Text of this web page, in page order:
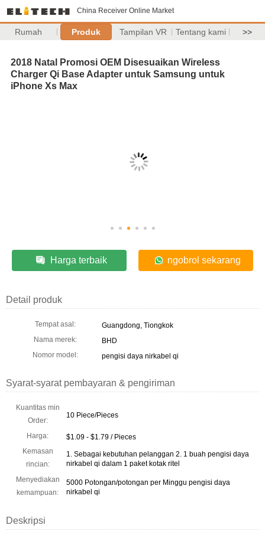
China Receiver Online Market
Rumah Produk Tampilan VR Tentang kami >>
2018 Natal Promosi OEM Disesuaikan Wireless
Charger Qi Base Adapter untuk Samsung untuk
iPhone Xs Max
Harga terbaik ngobrol sekarang
Detail produk
Tempat asal:
Guangdong, Tiongkok
Nama merek:
BHD
Nomor model:
pengisi daya nirkabel qi
Syarat-syarat pembayaran & pengiriman
Kuantitas min
Order:
10 Piece/Pieces
Harga:
$1.09 - $1.79 / Pieces
Kemasan
rincian:
1. Sebagai kebutuhan pelanggan 2. 1 buah pengisi daya
nirkabel qi dalam 1 paket kotak ritel
Menyediakan
kemampuan:
5000 Potongan/potongan per Minggu pengisi daya
nirkabel qi
Deskripsi